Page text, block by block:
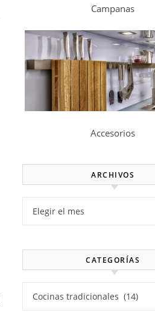
Campanas
Accesorios
ARCHIVOS
CATEGORÍAS